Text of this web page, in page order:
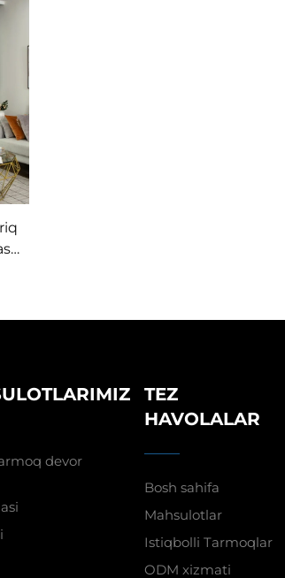
devor
TEZ
HAVOLALAR
Bosh sahifa
Mahsulotlar
Istiqbolli Tarmoqlar
ODM xizmati